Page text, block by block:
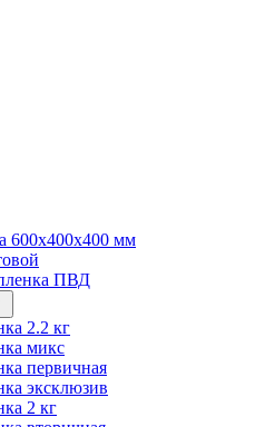
600x400x400 мм
ПВД
2.2 кг
микс
первичная
эксклюзив
2 кг